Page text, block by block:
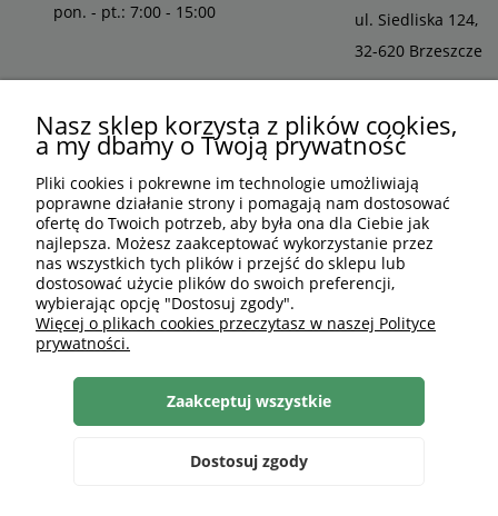
pon. - pt.: 7:00 - 15:00
ul. Siedliska 124,
32-620 Brzeszcze
PLN PL
Nasz sklep korzysta z plików cookies,
a my dbamy o Twoją prywatność
Pliki cookies i pokrewne im technologie umożliwiają
poprawne działanie strony i pomagają nam dostosować
ofertę do Twoich potrzeb, aby była ona dla Ciebie jak
najlepsza. Możesz zaakceptować wykorzystanie przez
nas wszystkich tych plików i przejść do sklepu lub
dostosować użycie plików do swoich preferencji,
wybierając opcję "Dostosuj zgody".
Więcej o plikach cookies przeczytasz w naszej Polityce
prywatności.
Dostosuj zgody
Zaakceptuj wszystkie